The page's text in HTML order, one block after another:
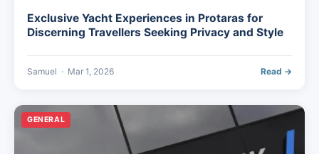
Exclusive Yacht Experiences in Protaras for
Discerning Travellers Seeking Privacy and Style
Samuel · Mar 1, 2026 Read →
GENERAL